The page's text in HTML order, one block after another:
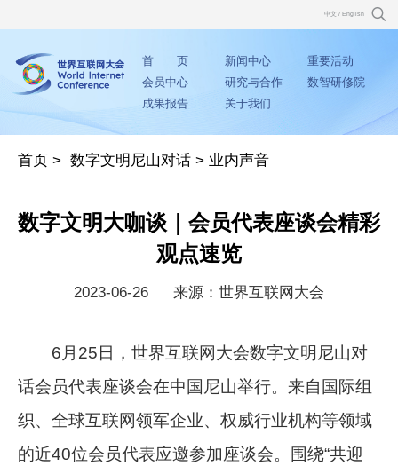
中文 / English
首 页 新闻中心
重要活动
会员中心
研究与合作
数智研修院
成果报告
关于我们
首页 > 数字文明尼山对话 > 业内声音
数字文明大咖谈｜会员代表座谈会精彩
观点速览
2023-06-26 来源：世界互联网大会
6月25日，世界互联网大会数字文明尼山对
话会员代表座谈会在中国尼山举行。来自国际组
织、全球互联网领军企业、权威行业机构等领域
的近40位会员代表应邀参加座谈会。围绕“共迎